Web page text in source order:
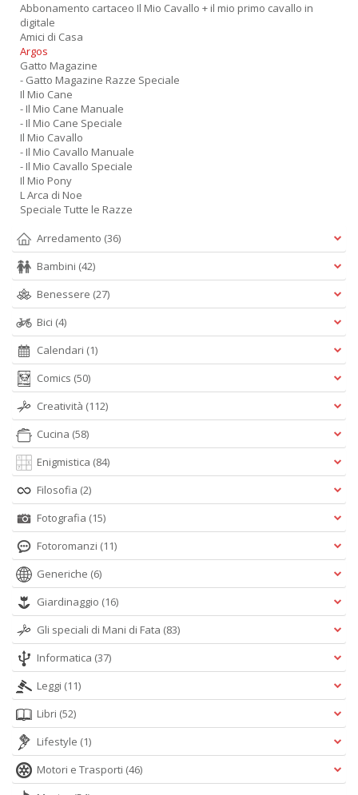
Abbonamento cartaceo Il Mio Cavallo + il mio primo cavallo in
digitale
Amici di Casa
Argos
Gatto Magazine
- Gatto Magazine Razze Speciale
Il Mio Cane
- Il Mio Cane Manuale
- Il Mio Cane Speciale
Il Mio Cavallo
- Il Mio Cavallo Manuale
- Il Mio Cavallo Speciale
Il Mio Pony
L Arca di Noe
Speciale Tutte le Razze
Arredamento (36)
Bambini (42)
Benessere (27)
Bici (4)
Calendari (1)
Comics (50)
Creatività (112)
Cucina (58)
Enigmistica (84)
Filosofia (2)
Fotografia (15)
Fotoromanzi (11)
Generiche (6)
Giardinaggio (16)
Gli speciali di Mani di Fata (83)
Informatica (37)
Leggi (11)
Libri (52)
Lifestyle (1)
Motori e Trasporti (46)